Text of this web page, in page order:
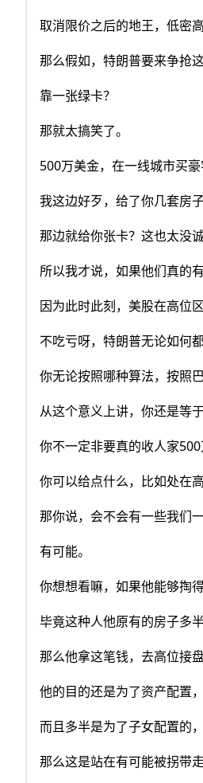
取消限价之后的地王，低密
那么假如，特朗普要来争抢
靠一张绿卡？
那就太搞笑了。
500万美金，在一线城市买
我这边好歹，给了你几套房
那边就给你张卡？这也太没诚
所以我才说，如果他们真的
因为此时此刻，美股在高位
不吃亏呀，特朗普无论如何
你无论按照哪种算法，按照
从这个意义上讲，你还是等
你不一定非要真的收人家500
你可以给点什么，比如处在
那你说，会不会有一些我们
有可能。
你想想看嘛，如果他能够掏
毕竟这种人他原有的房子多
那么他拿这笔钱，去高位接
他的目的还是为了资产配置
而且多半是为了子女配置的
那么这是站在有可能被拐带